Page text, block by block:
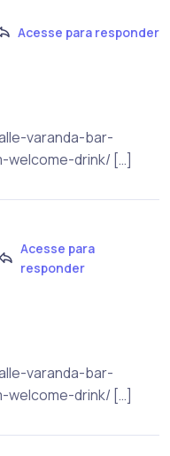
Acesse para responder
varanda-bar-
drink/ […]
Acesse para
responder
varanda-bar-
drink/ […]